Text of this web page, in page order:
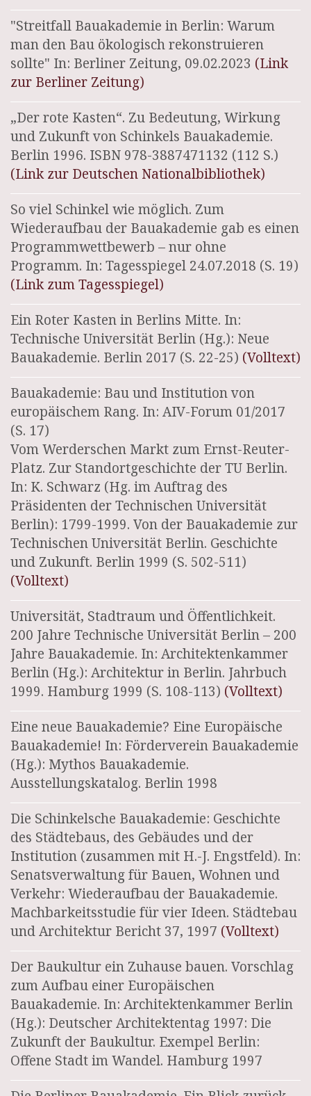
"Streitfall Bauakademie in Berlin: Warum
man den Bau ökologisch rekonstruieren
sollte" In: Berliner Zeitung, 09.02.2023 (Link
zur Berliner Zeitung)
„Der rote Kasten“. Zu Bedeutung, Wirkung
und Zukunft von Schinkels Bauakademie.
Berlin 1996. ISBN 978-3887471132 (112 S.)
(Link zur Deutschen Nationalbibliothek)
So viel Schinkel wie möglich. Zum
Wiederaufbau der Bauakademie gab es einen
Programmwettbewerb – nur ohne
Programm. In: Tagesspiegel 24.07.2018 (S. 19)
(Link zum Tagesspiegel)
Ein Roter Kasten in Berlins Mitte. In:
Technische Universität Berlin (Hg.): Neue
Bauakademie. Berlin 2017 (S. 22-25) (Volltext)
Bauakademie: Bau und Institution von
europäischem Rang. In: AIV-Forum 01/2017
(S. 17)
Vom Werderschen Markt zum Ernst-Reuter-
Platz. Zur Standortgeschichte der TU Berlin.
In: K. Schwarz (Hg. im Auftrag des
Präsidenten der Technischen Universität
Berlin): 1799-1999. Von der Bauakademie zur
Technischen Universität Berlin. Geschichte
und Zukunft. Berlin 1999 (S. 502-511)
(Volltext)
Universität, Stadtraum und Öffentlichkeit.
200 Jahre Technische Universität Berlin – 200
Jahre Bauakademie. In: Architektenkammer
Berlin (Hg.): Architektur in Berlin. Jahrbuch
1999. Hamburg 1999 (S. 108-113) (Volltext)
Eine neue Bauakademie? Eine Europäische
Bauakademie! In: Förderverein Bauakademie
(Hg.): Mythos Bauakademie.
Ausstellungskatalog. Berlin 1998
Die Schinkelsche Bauakademie: Geschichte
des Städtebaus, des Gebäudes und der
Institution (zusammen mit H.-J. Engstfeld). In:
Senatsverwaltung für Bauen, Wohnen und
Verkehr: Wiederaufbau der Bauakademie.
Machbarkeitsstudie für vier Ideen. Städtebau
und Architektur Bericht 37, 1997 (Volltext)
Der Baukultur ein Zuhause bauen. Vorschlag
zum Aufbau einer Europäischen
Bauakademie. In: Architektenkammer Berlin
(Hg.): Deutscher Architektentag 1997: Die
Zukunft der Baukultur. Exempel Berlin:
Offene Stadt im Wandel. Hamburg 1997